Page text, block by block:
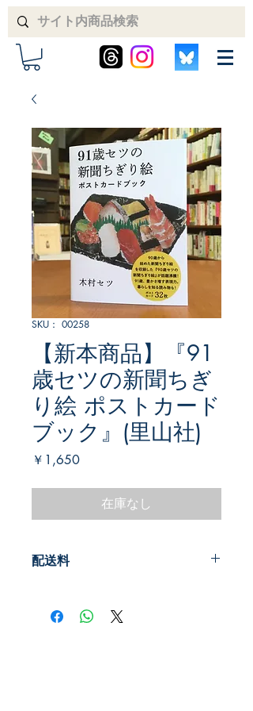
SKU： 00258
【新本商品】『91
歳セツの新聞ちぎ
り絵 ポストカード
ブック』(里山社)
￥1,650価
在庫なし
配送料